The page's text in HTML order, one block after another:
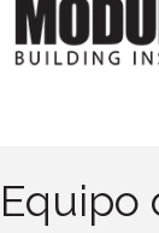
Equipo